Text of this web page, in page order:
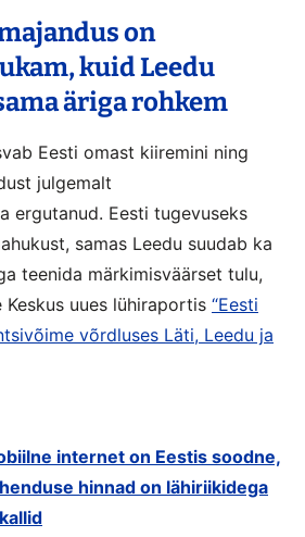
on
kuid Leedu
äriga rohkem
Eesti omast kiiremini ning
julgemalt
ergutanud. Eesti tugevuseks
samas Leedu suudab ka
teenida märkimisväärset tulu,
uues lühiraportis “Eesti
võrdluses Läti, Leedu ja
internet on Eestis soodne,
hinnad on lähiriikidega